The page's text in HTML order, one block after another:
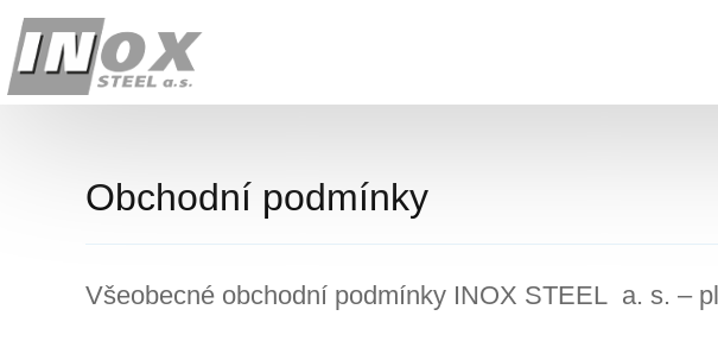
Obchodní podmínky
Všeobecné obchodní podmínky INOX STEEL a. s. –